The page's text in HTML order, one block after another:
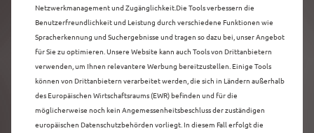
ENTDECKEN SIE ALLE
NEUER C5 AIRCROSS
IN GUMMERSBACH
Netzwerkmanagement und Zugänglichkeit.Die Tools verbessern die
Benutzerfreundlichkeit und Leistung durch verschiedene Funktionen wie
Spracherkennung und Suchergebnisse und tragen so dazu bei, unser Angebot
für Sie zu optimieren. Unsere Website kann auch Tools von Drittanbietern
verwenden, um Ihnen relevantere Werbung bereitzustellen. Einige Tools
können von Drittanbietern verarbeitet werden, die sich in Ländern außerhalb
des Europäischen Wirtschaftsraums (EWR) befinden und für die
möglicherweise noch kein Angemessenheitsbeschluss der zuständigen
europäischen Datenschutzbehörden vorliegt. In diesem Fall erfolgt die